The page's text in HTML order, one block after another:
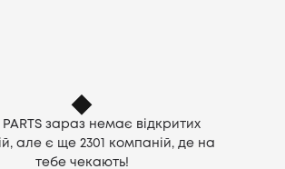
PARTS зараз немає відкритих
але є ще 2301
компаній, де на
тебе чекають!